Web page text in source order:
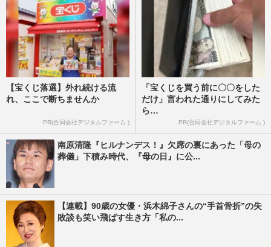
【宝くじ落選】外れ続ける流
れ、ここで断ちませんか
PR(合同会社デジタルファーム )
「宝くじを買う前に〇〇をした
だけ」言われた通りにしてみた
ら…
PR(合同会社デジタルファーム )
南原清隆『ヒルナンデス！』欠席の裏にあった「母の
葬儀」下積み時代、『母の日』に公...
【連載】90歳の女優・浜木綿子さんの“手首骨折”の失
敗談も笑い飛ばす生き方「私の...